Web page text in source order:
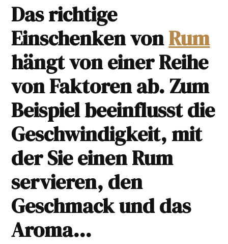
Das richtige
Einschenken vonRum
hängt von einer Reihe
von Faktoren ab. Zum
Beispiel beeinflusst die
Geschwindigkeit, mit
der Sie einen Rum
servieren, den
Geschmack und das
Aroma…